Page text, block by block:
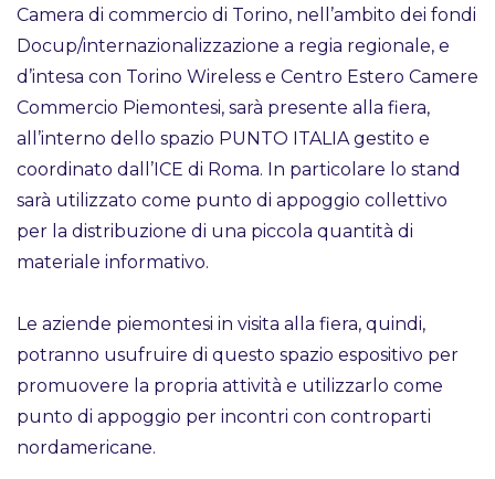
Camera di commercio di Torino, nell’ambito dei fondi
Docup/internazionalizzazione a regia regionale, e
d’intesa con Torino Wireless e Centro Estero Camere
Commercio Piemontesi, sarà presente alla fiera,
all’interno dello spazio PUNTO ITALIA gestito e
coordinato dall’ICE di Roma. In particolare lo stand
sarà utilizzato come punto di appoggio collettivo
per la distribuzione di una piccola quantità di
materiale informativo.
Le aziende piemontesi in visita alla fiera, quindi,
potranno usufruire di questo spazio espositivo per
promuovere la propria attività e utilizzarlo come
punto di appoggio per incontri con controparti
nordamericane.